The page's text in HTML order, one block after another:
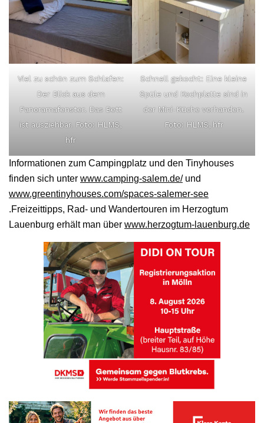
Viel zu schön zum Schlafen:
Der Blick aus dem
Panoramafenster. Das Bett
ist ausziehbar. Foto: HLMS,
hfr
Schnell gekocht: Eine kleine
Spüle und Kochplatte sind in
der Mini-Küche vorhanden.
Foto: HLMS, hfr
Informationen zum Campingplatz und den Tinyhouses
finden sich unter www.camping-salem.de/und
www.greentinyhouses.com/spaces-salemer-see
.Freizeittipps, Rad- und Wandertouren im Herzogtum
Lauenburg erhält man über www.herzogtum-lauenburg.de